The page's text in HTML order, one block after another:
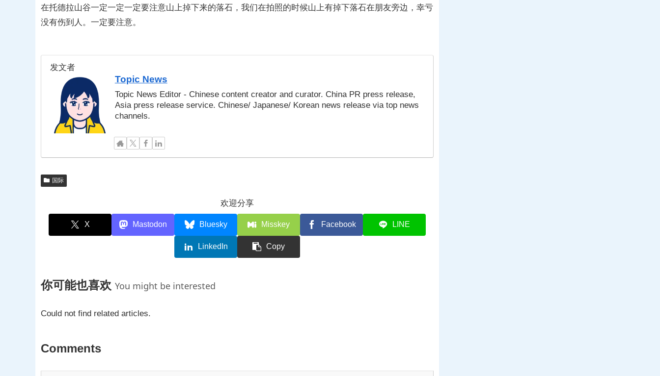
在托德拉山谷一定一定一定要注意山上掉下来的落石，我们在拍照的时候山上有掉下落石在朋友旁边，幸亏
没有伤到人。一定要注意。
发文者
Topic News
Topic News Editor - Chinese content creator and curator. China PR press release,
Asia press release service. Chinese/ Japanese/ Korean news release via top news
channels.
国际
欢迎分享
X Mastodon Bluesky Misskey Facebook LINE
LinkedIn Copy
你可能也喜欢 You might be interested
Could not find related articles.
Comments